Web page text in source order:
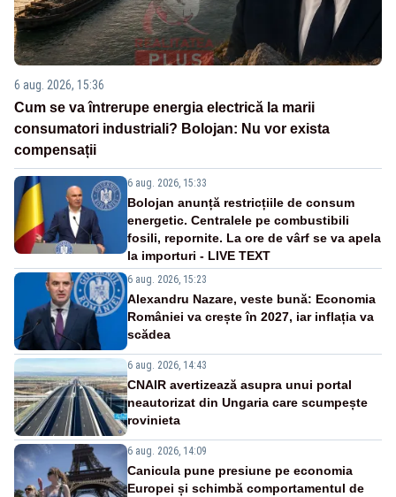
6 aug. 2026, 15:36
Cum se va întrerupe energia electrică la marii
consumatori industriali? Bolojan: Nu vor exista
compensații
6 aug. 2026, 15:33
Bolojan anunță restricțiile de consum
energetic. Centralele pe combustibili
fosili, repornite. La ore de vârf se va apela
la importuri - LIVE TEXT
6 aug. 2026, 15:23
Alexandru Nazare, veste bună: Economia
României va crește în 2027, iar inflația va
scădea
6 aug. 2026, 14:43
CNAIR avertizează asupra unui portal
neautorizat din Ungaria care scumpește
rovinieta
6 aug. 2026, 14:09
Canicula pune presiune pe economia
Europei și schimbă comportamentul de